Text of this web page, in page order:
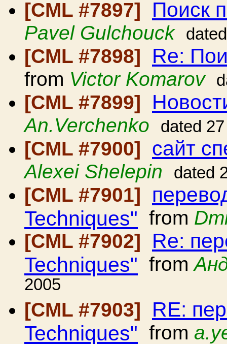
[CML #7897] Поиск
Pavel Gulchouck
[CML #7898] Re:
from Victor Komarov
[CML #7899]
An.Verchenko dated
[CML #7900] сайт
Alexei Shelepin dated
[CML #7901]
Techniques" from
[CML #7902]
Re:
Techniques" from
2005
[CML #7903]
RE:
Techniques" from